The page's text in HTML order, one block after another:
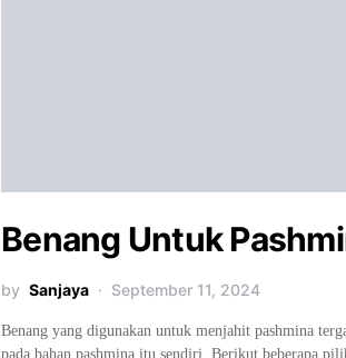
Benang Untuk
by Sanjaya September 11, 2024
Benang yang digunakan untuk menjahit pashmina
pada bahan pashmina itu sendiri. Berikut beberapa